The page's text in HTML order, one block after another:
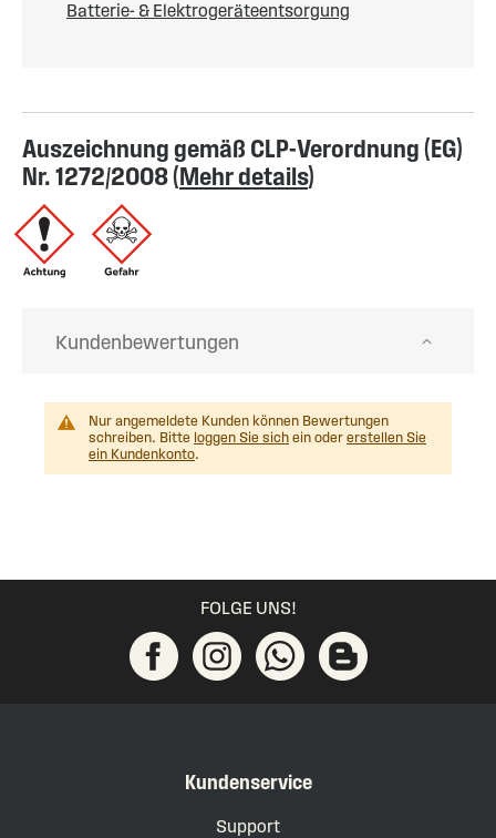
Batterie- & Elektrogeräteentsorgung
Auszeichnung gemäß CLP-Verordnung (EG)
Nr. 1272/2008 (Mehr details)
Kundenbewertungen
Nur angemeldete Kunden können Bewertungen
schreiben. Bitte loggen Sie sich ein oder erstellen Sie
ein Kundenkonto.
FOLGE UNS!
Kundenservice
Support